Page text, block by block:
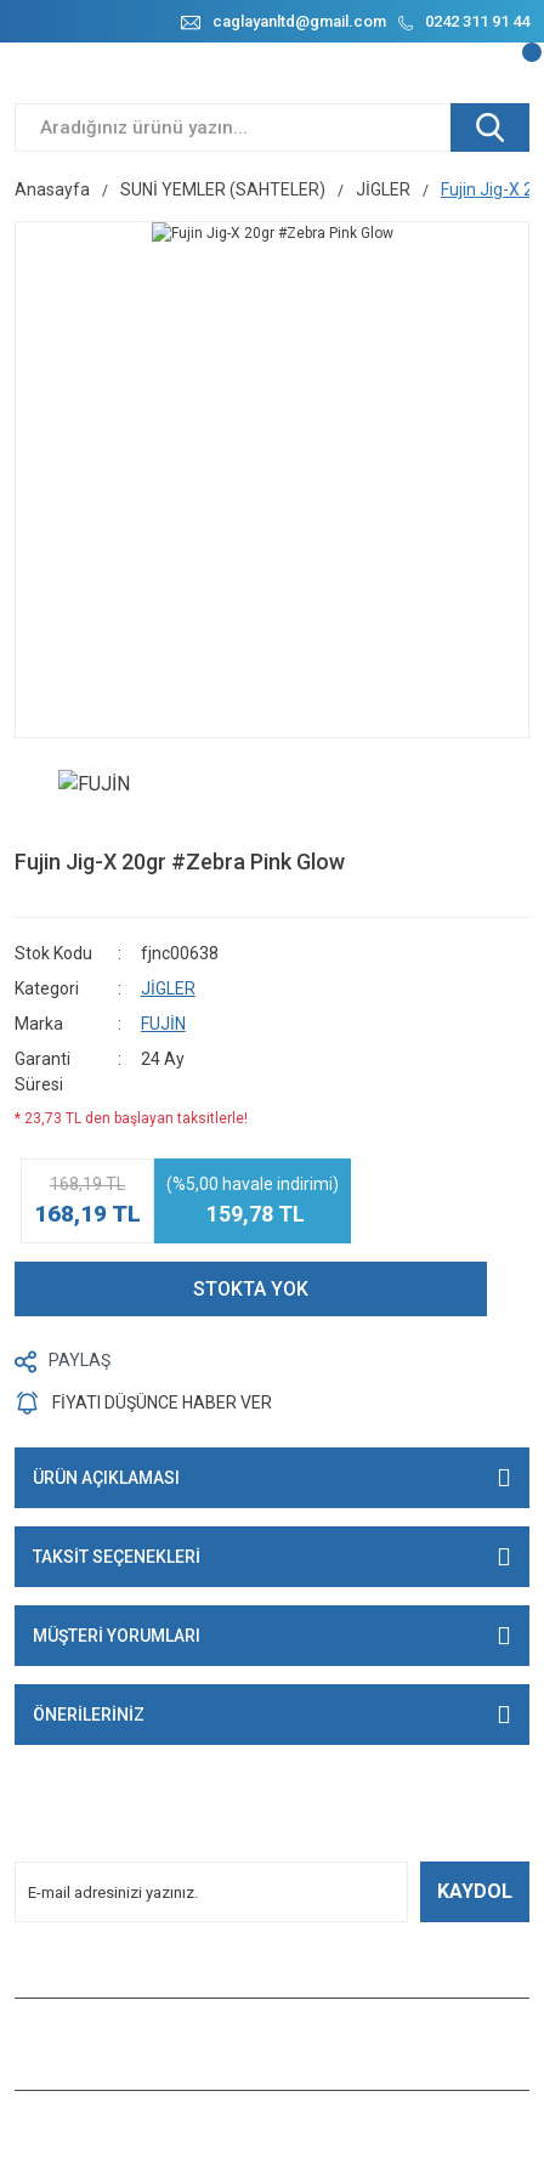
caglayanltd@gmail.com 0242 311 91 44
Anasayfa SUNİ YEMLER (SAHTELER) JİGLER Fujin Jig-X
Fujin Jig-X 20gr #Zebra Pink Glow
Stok Kodu
fjnc00638
Kategori
JİGLER
Marka
FUJİN
Garanti
Süresi
24 Ay
* 23,73 TL den başlayan taksitlerle!
168,19 TL
168,19 TL
(%5,00 havale indirimi)
159,78 TL
STOKTA YOK
PAYLAŞ
FİYATI DÜŞÜNCE HABER VER
ÜRÜN AÇIKLAMASI
TAKSİT SEÇENEKLERİ
MÜŞTERİ YORUMLARI
ÖNERİLERİNİZ
KAYDOL